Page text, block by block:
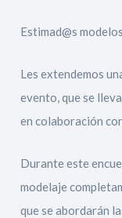
Estimad@s
Les extendemos
evento, que se
en colaboración
Durante este
modelaje
que se abordarán